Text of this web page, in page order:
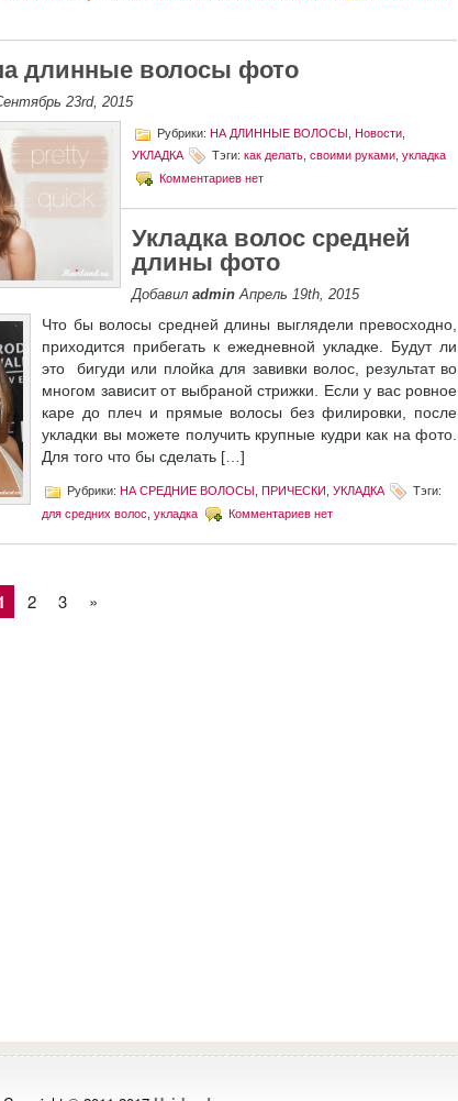
длинные волосы фото
23rd, 2015
Рубрики: НА ДЛИННЫЕ ВОЛОСЫ Новости
УКЛАДКА
Тэги: как делать своими руками укладка
Комментариев нет
Укладка волос средней
длины фото
Добавил admin Апрель 19th, 2015
Что бы волосы средней длины выглядели превосходно,
приходится прибегать к ежедневной укладке. Будут ли
это бигуди или плойка для завивки волос, результат во
многом зависит от выбраной стрижки. Если у вас ровное
каре до плеч и прямые волосы без филировки, после
укладки вы можете получить крупные кудри как на фото.
Для того что бы сделать […]
Рубрики: НА СРЕДНИЕ ВОЛОСЫ ПРИЧЕСКИ УКЛАДКА
Тэги:
для средних волос укладка Комментариев нет
2 3 »